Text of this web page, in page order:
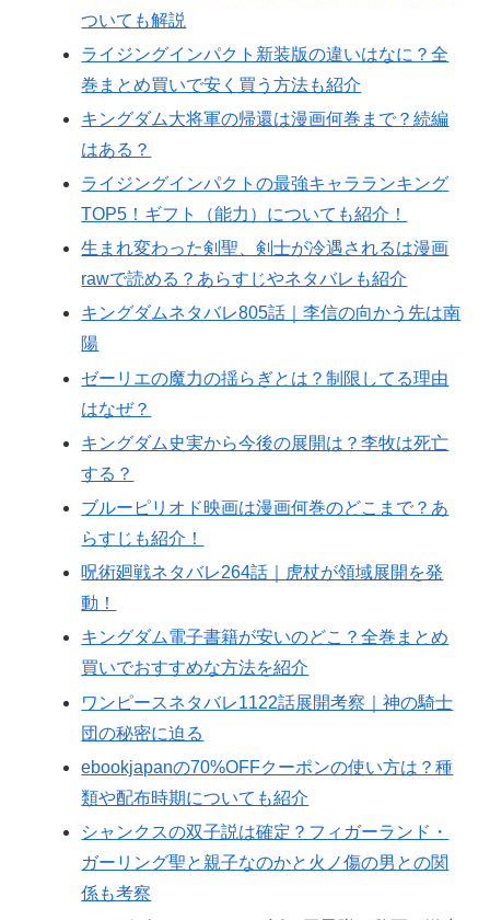
ついても解説
ライジングインパクト新装版の違いはなに？全
巻まとめ買いで安く買う方法も紹介
キングダム大将軍の帰還は漫画何巻まで？続編
はある？
ライジングインパクトの最強キャラランキング
TOP5！ギフト（能力）についても紹介！
生まれ変わった剣聖、剣士が冷遇されるは漫画
rawで読める？あらすじやネタバレも紹介
キングダムネタバレ805話｜李信の向かう先は南
陽
ゼーリエの魔力の揺らぎとは？制限してる理由
はなぜ？
キングダム史実から今後の展開は？李牧は死亡
する？
ブルーピリオド映画は漫画何巻のどこまで？あ
らすじも紹介！
呪術廻戦ネタバレ264話｜虎杖が領域展開を発
動！
キングダム電子書籍が安いのどこ？全巻まとめ
買いでおすすめな方法を紹介
ワンピースネタバレ1122話展開考察｜神の騎士
団の秘密に迫る
ebookjapanの70%OFFクーポンの使い方は？種
類や配布時期についても紹介
シャンクスの双子説は確定？フィガーランド・
ガーリング聖と親子なのかと火ノ傷の男との関
係も考察